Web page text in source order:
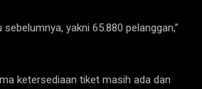
yakni 65.880 pelanggan,”
ketersediaan tiket masih ada dan